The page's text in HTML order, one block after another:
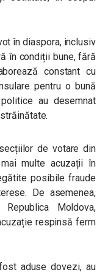
în diaspora, inclusiv
în condiții bune, fără
constant cu
pentru o bună
au desemnat
de votare din
multe acuzații în
posibile fraude
De asemenea,
Moldova,
respinsă ferm
aduse dovezi, au